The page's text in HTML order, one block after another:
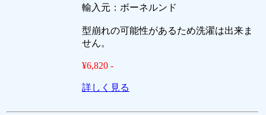
輸入元：ボーネルンド
型崩れの可能性があるため洗濯は出来ま
せん。
¥6,820 -
詳しく見る